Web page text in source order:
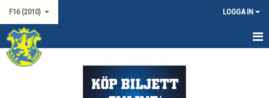
F16 (2010) LOGGA IN
HEM